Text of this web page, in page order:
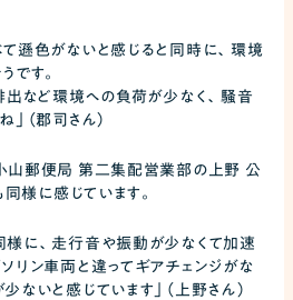
遜色がないと感じると同時に、環境
です。
出など環境への負荷が少なく、騒音
（郡司さん）
山郵便局 第二集配営業部の上野 公
同様に感じています。
様に、走行音や振動が少なくて加速
リン車両と違ってギアチェンジがな
ないと感じています」（上野さん）